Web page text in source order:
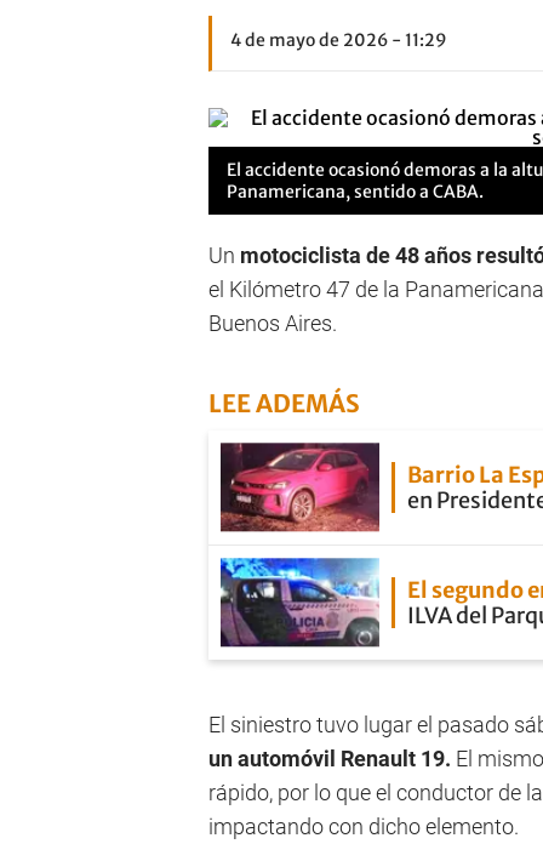
4 de mayo de 2026 - 11:29
El accidente ocasionó demoras a la
Panamericana, sentido a CABA.
Un motociclista de 48 años
el Kilómetro 47 de la
Buenos Aires.
LEE ADEMÁS
Barrio La
en
El segundo
ILVA del
El siniestro tuvo lugar el pasado
un automóvil Renault 19. El
rápido, por lo que el conductor de
impactando con dicho elemento.